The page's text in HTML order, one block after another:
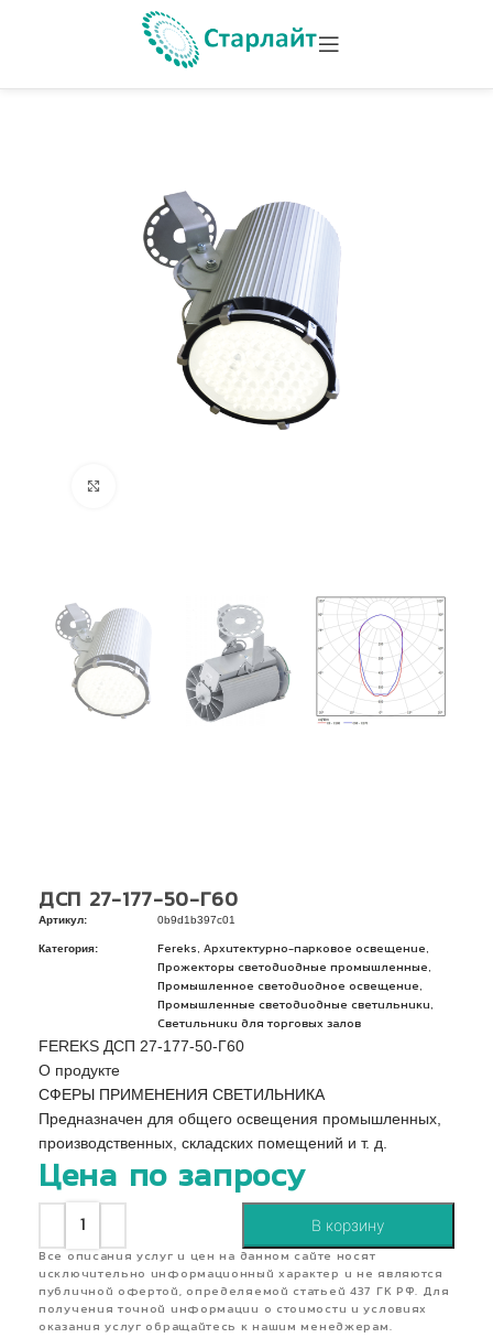
ДСП 27-177-50-Г60
Артикул: 0b9d1b397c01
Категория: Fereks Архитектурно-парковое освещение
Прожекторы светодиодные промышленные
Промышленное светодиодное освещение
Промышленные светодиодные светильники
Светильники для торговых залов
FEREKS ДСП 27-177-50-Г60
О продукте
СФЕРЫ ПРИМЕНЕНИЯ СВЕТИЛЬНИКА
Предназначен для общего освещения промышленных,
производственных, складских помещений и т. д.
Цена по запросу
В корзину
Все описания услуг и цен на данном сайте носят
исключительно информационный характер и не являются
публичной офертой, определяемой статьей 437 ГК РФ. Для
получения точной информации о стоимости и условиях
оказания услуг обращайтесь к нашим менеджерам.